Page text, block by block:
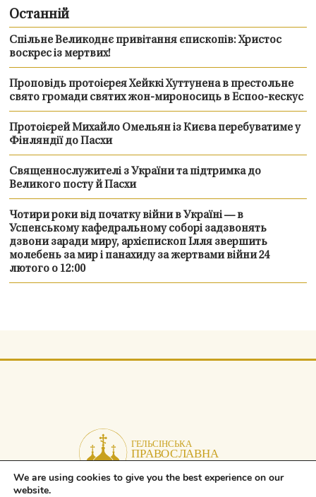
Останній
Спільне Великоднє привітання єпископів: Христос
воскрес із мертвих!
Проповідь протоієрея Хейккі Хуттунена в престольне
свято громади святих жон-мироносиць в Еспоо-кескус
Протоієрей Михайло Омельян із Києва перебуватиме у
Фінляндії до Пасхи
Священнослужителі з України та підтримка до
Великого посту й Пасхи
Чотири роки від початку війни в Україні — в
Успенському кафедральному соборі задзвонять
дзвони заради миру, архієпископ Ілля звершить
молебень за мир і панахиду за жертвами війни 24
лютого о 12:00
We are using cookies to give you the best experience on our
website.